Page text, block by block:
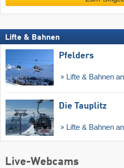
Lifte & Bahnen
Pfelders
Lifte & Bahnen
Die Tauplitz
Lifte & Bahnen
Live-Webcams